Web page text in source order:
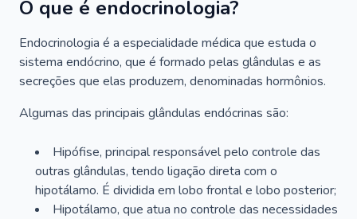
O que é endocrinologia?
Endocrinologia é a especialidade médica que estuda o
sistema endócrino, que é formado pelas glândulas e as
secreções que elas produzem, denominadas hormônios.
Algumas das principais glândulas endócrinas são:
Hipófise, principal responsável pelo controle das
outras glândulas, tendo ligação direta com o
hipotálamo. É dividida em lobo frontal e lobo posterior;
Hipotálamo, que atua no controle das necessidades